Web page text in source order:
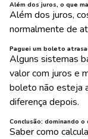
Além dos juros, o que
Além dos juros,
normalmente de
Paguei um boleto
Alguns sistemas
valor com juros e
boleto não esteja
diferença depois.
Conclusão: dominando o
Saber como